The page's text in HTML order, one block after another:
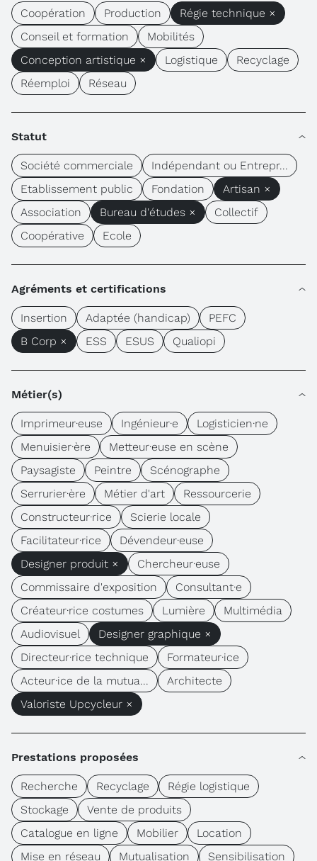
Coopération Production
Régie technique ×
Conseil et formation
Mobilités
Conception artistique ×
Logistique
Recyclage
Réemploi
Réseau
Statut
Société commerciale
Indépendant ou Entrepr...
Etablissement public
Fondation
Artisan ×
Association
Bureau d'études ×
Collectif
Coopérative
Ecole
Agréments et certifications
Insertion Adaptée (handicap)
PEFC
B Corp ×
ESS ESUS Qualiopi
Métier(s)
Imprimeur·euse Ingénieur·e
Logisticien·ne
Menuisier·ère
Metteur·euse en scène
Paysagiste
Peintre
Scénographe
Serrurier·ère
Métier d'art
Ressourcerie
Constructeur·rice
Scierie locale
Facilitateur·rice
Dévendeur·euse
Designer produit ×
Chercheur·euse
Commissaire d'exposition
Consultant·e
Créateur·rice costumes
Lumière
Multimédia
Audiovisuel
Designer graphique ×
Directeur·rice technique
Formateur·ice
Acteur·ice de la mutua...
Architecte
Valoriste Upcycleur ×
Prestations proposées
Recherche Recyclage
Régie logistique
Stockage
Vente de produits
Catalogue en ligne
Mobilier
Location
Mise en réseau
Mutualisation Sensibilisation